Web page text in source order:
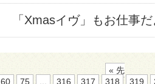
「Xmasイヴ」もお仕事だ
« 先
60 75 316 317 318 319